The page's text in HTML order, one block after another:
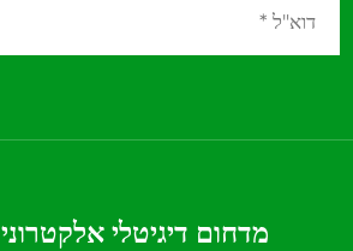
מדחום דיגיטלי אלקטרוני